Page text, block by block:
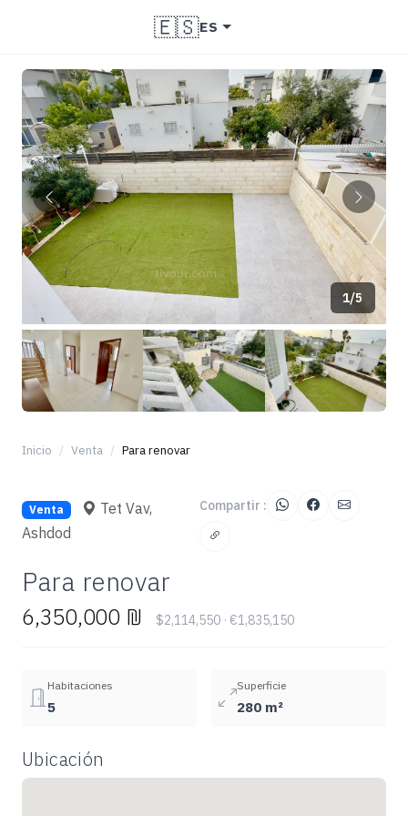
🇪🇸ES
1/5
Inicio Venta Para renovar
Venta
Tet Vav,
Ashdod
Compartir :
Para renovar
6,350,000 ₪ $2,114,550 · €1,835,150
Habitaciones
5
Superficie
280 m²
Ubicación